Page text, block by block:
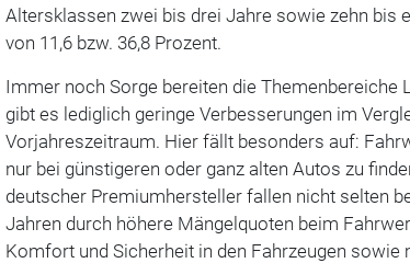
Altersklassen zwei bis drei Jahre sowie zehn bis
von 11,6 bzw. 36,8 Prozent.
Immer noch Sorge bereiten die Themenbereiche
gibt es lediglich geringe Verbesserungen im
Vorjahreszeitraum. Hier fällt besonders auf:
nur bei günstigeren oder ganz alten Autos zu
deutscher Premiumhersteller fallen nicht selten
Jahren durch höhere Mängelquoten beim
Komfort und Sicherheit in den Fahrzeugen sowie